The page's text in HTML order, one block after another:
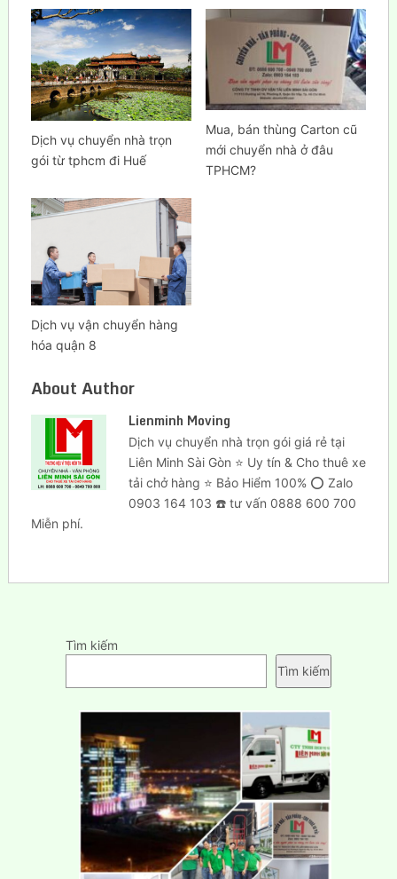
Dịch vụ chuyển nhà trọn
gói từ tphcm đi Huế
Mua, bán thùng Carton cũ
mới chuyển nhà ở đâu
TPHCM?
Dịch vụ vận chuyển hàng
hóa quận 8
About Author
Lienminh Moving
Dịch vụ chuyển nhà trọn gói giá rẻ tại
Liên Minh Sài Gòn ⭐ Uy tín & Cho thuê xe
tải chở hàng ⭐ Bảo Hiểm 100% ⭕ Zalo
0903 164 103 ☎️ tư vấn 0888 600 700
Miễn phí.
Tìm kiếm
Tìm kiếm